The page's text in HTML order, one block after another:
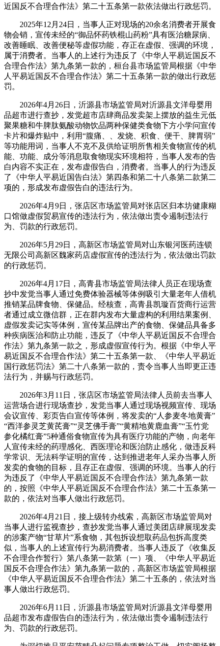
近国反不合理合作法》第二十五条第一款依法做出行政惩罚。
2025年12月24日，当事人正对现场的20余名消费者开展食
物会销，宣传未经的“御品怀药铁棍山药粉”具有医治糖尿病、
改善睡眠、改善便秘等虚假功能，存正在虚假、强调的环境，
属于消费者。当事人的上述行为违反了《中华人平易近国反不
合理合作法》第九条第一款的，桓台县市场监管局根据《中华
人平易近国反不合理合作法》第二十五条第一款的做出行政惩
罚。
2026年4月26日，沂源县市场监管局对沂源县文洋母婴用
品超市进行查抄，发觉超市店肆商品发卖架上摆放的益生元低
聚果糖和牛脾肽氨酸动物饮品两种保健类食物下方小学问宣传
卡片和爆炸贴中，利用“腹痛、、发烧、积食、便干、脾胃弱”
等功能用词，当事人不克不及供给证明所售相关食物宣传的机
能、功能、成分等消息取食物现实环境相符，当事人发布的告
白内容不实正在，发布虚假告白，消费者。当事人的行为违反
了《中华人平易近国告白法》第四条和第二十八条第二款第二
项的，形成发布虚假告白的违法行为。
2026年4月9日，张店区市场监管局对张店区归本坊健康糊
口馆做虚假贸易宣传的违法行为，依法做出责令遏制违法行
为、罚款的行政惩罚。
2026年5月29日，高新区市场监管局对山东银河医药连锁
无限公司高新区魏家药店虚假宣传的违法行为，依法做出罚款
的行政惩罚。
2026年4月17日，高青县市场监管局法律人员正在现场查
抄中发觉当事人通过免费体验器械等体例吸引大量老年人借机
推销某品牌食物、保健品。经核查，高青县凯璇百货商行运营
者通过成立微信群，正在群内发布大量虚构的利用结果案例、
虚假发卖记实等体例，宣传某品牌出产的食物、保健品具备多
种疾病医治和防止功能，违反了《中华人平易近国反不合理合
作法》第九条第一款之，形成虚假宣传行为。根据《中华人平
易近国反不合理合作法》第二十五条第一款、《中华人平易近
国行政惩罚法》第二十八条第一款的，责令当事人当即更正违
法行为，并赐与行政惩罚。
2026年3月11日，张店区市场监管局法律人员前去当事人
运营场合进行现场查抄，发觉当事人通过现场视频宣传、现场
会议宣传、彩页告白宣传等体例，将发卖的“人参麦冬地黄膏”
“西洋参灵芝黄芪膏”“灵芝佛手膏”“黄精地黄鹿血膏”“玉竹党
参化橘红膏”5种通俗食物宣传为具有医疗功能的产物，向老年
人宣传未经的药理感化、西医理论和医治防止感化，做违反科
学常识、无法科学证明的宣传，达到推进老年人采办当事人所
发卖的食物的目标，且存正在虚假、强调的环境。当事人的行
为违反了《中华人平易近国反不合理合作法》第九条第一款
的，按照《中华人平易近国反不合理合作法》第二十五条第一
款的，依法对当事人做出行政惩罚。
2026年4月21日，接上级转办线索，高新区市场监管局对
当事人进行监视查抄，查抄发觉当事人通过美团店肆展现发卖
的涉案产物“甘草片”系食物，其包拆设想取药品包拆高度类
似，当事人的上述宣传行为易消费者。当事人违反了《收集反
不合理合作暂行》第八条第一款第（一）项、《中华人平易近
国反不合理合作法》第九条第一款的，高新区市场监管局根据
《中华人平易近国反不合理合作法》第二十五条的，依法对当
事人做出行政惩罚。
2026年6月11日，沂源县市场监管局对沂源县文洋母婴用
品超市发布虚假告白的违法行为，依法做出责令遏制违法行
为、罚款的行政惩罚。